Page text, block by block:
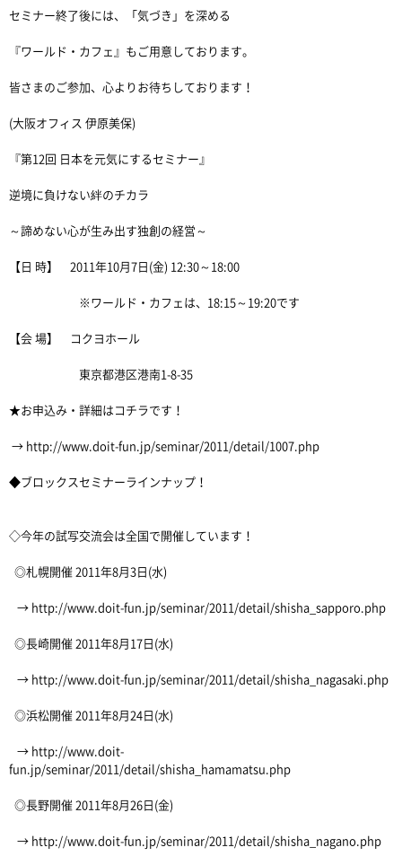
セミナー終了後には、「気づき」を深める
『ワールド・カフェ』もご用意しております。
皆さまのご参加、心よりお待ちしております！
(大阪オフィス 伊原美保)
『第12回 日本を元気にするセミナー』
逆境に負けない絆のチカラ
～諦めない心が生み出す独創の経営～
【日 時】 2011年10月7日(金) 12:30～18:00
※ワールド・カフェは、18:15～19:20です
【会 場】 コクヨホール
東京都港区港南1-8-35
★お申込み・詳細はコチラです！
→ http://www.doit-fun.jp/seminar/2011/detail/1007.php
◆ブロックスセミナーラインナップ！
◇今年の試写交流会は全国で開催しています！
◎札幌開催 2011年8月3日(水)
→ http://www.doit-fun.jp/seminar/2011/detail/shisha_sapporo.php
◎長崎開催 2011年8月17日(水)
→ http://www.doit-fun.jp/seminar/2011/detail/shisha_nagasaki.php
◎浜松開催 2011年8月24日(水)
→ http://www.doit-
fun.jp/seminar/2011/detail/shisha_hamamatsu.php
◎長野開催 2011年8月26日(金)
→ http://www.doit-fun.jp/seminar/2011/detail/shisha_nagano.php